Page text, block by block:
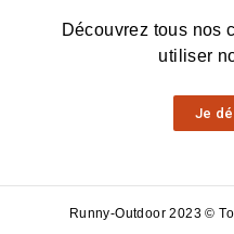
Découvrez tous nos
utiliser
Je
Runny-Outdoor 2023 ©